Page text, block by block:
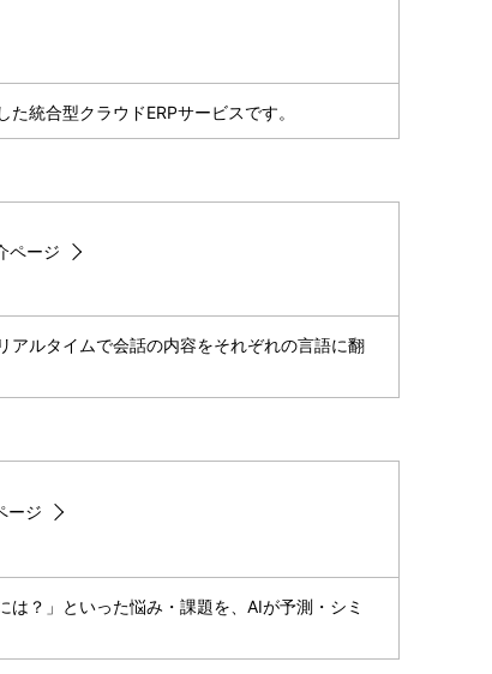
統合型クラウドERPサービスです。
ページ
アルタイムで会話の内容をそれぞれの言語に翻
ージ
？」といった悩み・課題を、AIが予測・シミ